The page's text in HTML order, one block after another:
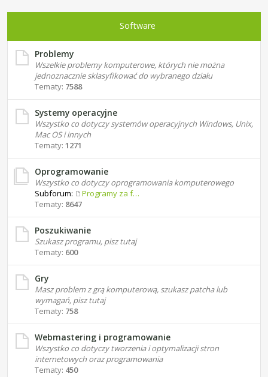
Software
Problemy
Wszelkie problemy komputerowe, których nie można
jednoznacznie sklasyfikować do wybranego działu
Tematy: 7588
Systemy operacyjne
Wszystko co dotyczy systemów operacyjnych Windows, Unix,
Mac OS i innych
Tematy: 1271
Oprogramowanie
Wszystko co dotyczy oprogramowania komputerowego
Subforum:
Programy za free
Tematy: 8647
Poszukiwanie
Szukasz programu, pisz tutaj
Tematy: 600
Gry
Masz problem z grą komputerową, szukasz patcha lub
wymagań, pisz tutaj
Tematy: 758
Webmastering i programowanie
Wszystko co dotyczy tworzenia i optymalizacji stron
internetowych oraz programowania
Tematy: 450